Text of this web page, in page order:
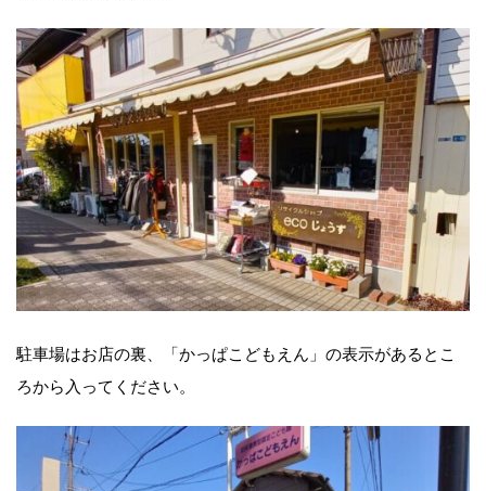
駐車場はお店の裏、「かっぱこどもえん」の表示があるとこ
ろから入ってください。